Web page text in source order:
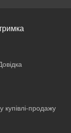
купівлі-продажу